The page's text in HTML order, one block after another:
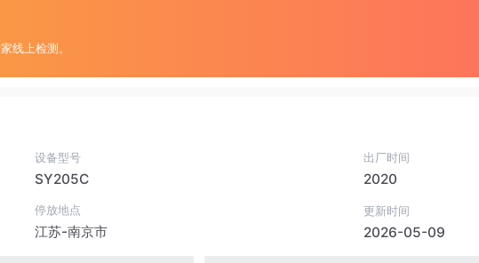
线上检测。
设备型号
SY205C
出厂时间
2020
停放地点
江苏-南京市
更新时间
2026-05-09